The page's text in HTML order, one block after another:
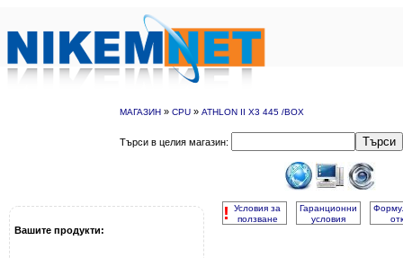
МАГАЗИН » CPU » ATHLON II X3 445 /BOX
Търси в целия магазин: Търси
Вашите продукти:
!
Условия за
ползване
Гаранционни
условия